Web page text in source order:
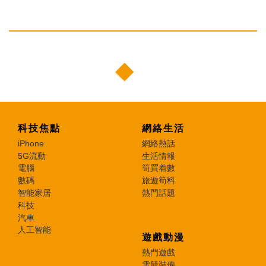
科技焦點
iPhone
5G流動
電腦
數碼
智能家居
科技
汽車
人工智能
網絡生活
網絡熱話
生活情報
筍買着數
旅遊筍料
熱門話題
遊戲動漫
熱門遊戲